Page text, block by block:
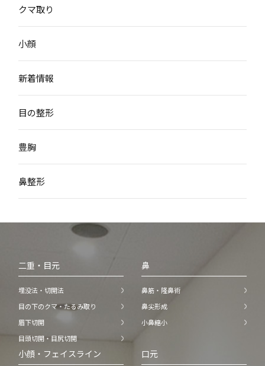
クマ取り
小顔
新着情報
目の整形
豊胸
鼻整形
二重・目元
埋没法・切開法
目の下のクマ・たるみ取り
眉下切開
目頭切開・目尻切開
鼻
鼻筋・隆鼻術
鼻尖形成
小鼻縮小
小顔・フェイスライン 口元